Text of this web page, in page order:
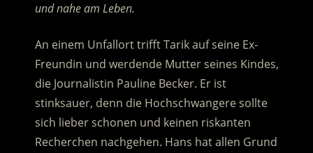
und nahe am Leben.
An einem Unfallort trifft Tarik auf seine Ex-
Freundin und werdende Mutter seines Kindes,
die Journalistin Pauline Becker. Er ist
stinksauer, denn die Hochschwangere sollte
sich lieber schonen und keinen riskanten
Recherchen nachgehen. Hans hat allen Grund